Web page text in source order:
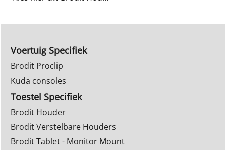
Voertuig Specifiek
Brodit Proclip
Kuda consoles
Toestel Specifiek
Brodit Houder
Brodit Verstelbare Houders
Brodit Tablet - Monitor Mount